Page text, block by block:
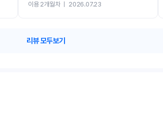
카 렌트 고민없이 강추합니다!!
이용 2개월차ㅣ 2026.07.23
리뷰 모두보기